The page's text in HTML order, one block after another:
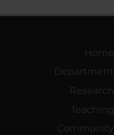
Home
Department
Research
Teaching
Community